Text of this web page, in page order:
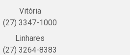
Vitória
(27) 3347-1000
Linhares
(27) 3264-8383